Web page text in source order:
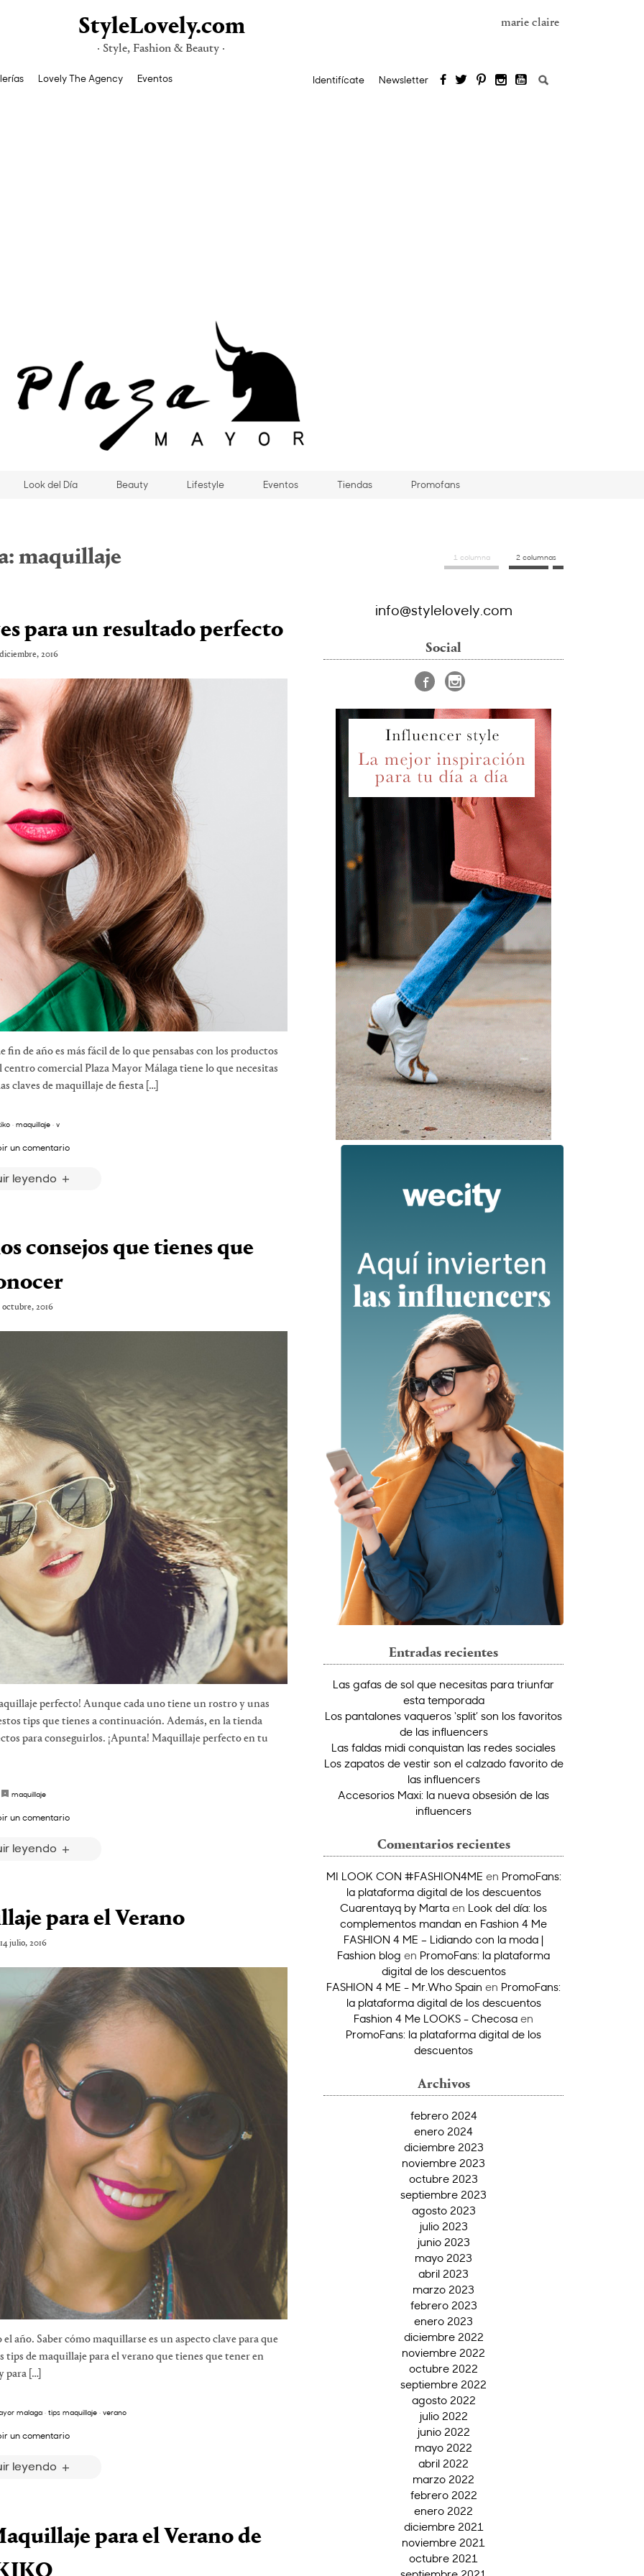
StyleLovely.com
· Style, Fashion & Beauty ·
marie claire
Lovely The Agency Eventos Identifícate Newsletter Buscar:
Look del Día Beauty Lifestyle Eventos Tiendas Promofans
maquillaje
para un resultado perfecto
2016
de año es más fácil de lo que pensabas con los productos
comercial Plaza Mayor Málaga tiene lo que necesitas
claves de maquillaje de fiesta […]
· maquillaje · v
un comentario
leyendo
consejos que tienes que
octubre, 2016
perfecto! Aunque cada uno tiene un rostro y unas
tips que tienes a continuación. Además, en la tienda
para conseguirlos. ¡Apunta! Maquillaje perfecto en tu
maquillaje
un comentario
leyendo
para el Verano
14 julio, 2016
año. Saber cómo maquillarse es un aspecto clave para que
de maquillaje para el verano que tienes que tener en
para […]
malaga· tips maquillaje· verano
un comentario
leyendo
para el Verano de
1 columna 2 columnas
info@stylelovely.com
Social
Entradas recientes
Las gafas de sol que necesitas para triunfar
esta temporada
Los pantalones vaqueros ‘split’ son los favoritos
de las influencers
Las faldas midi conquistan las redes sociales
Los zapatos de vestir son el calzado favorito de
las influencers
Accesorios Maxi: la nueva obsesión de las
influencers
Comentarios recientes
MI LOOK CON #FASHION4ME en PromoFans:
la plataforma digital de los descuentos
Cuarentayq by Marta en Look del día: los
complementos mandan en Fashion 4 Me
FASHION 4 ME – Lidiando con la moda |
Fashion blog en PromoFans: la plataforma
digital de los descuentos
FASHION 4 ME - Mr.Who Spain en PromoFans:
la plataforma digital de los descuentos
Fashion 4 Me LOOKS - Checosa en
PromoFans: la plataforma digital de los
descuentos
Archivos
febrero 2024
enero 2024
diciembre 2023
noviembre 2023
octubre 2023
septiembre 2023
agosto 2023
julio 2023
junio 2023
mayo 2023
abril 2023
marzo 2023
febrero 2023
enero 2023
diciembre 2022
noviembre 2022
octubre 2022
septiembre 2022
agosto 2022
julio 2022
junio 2022
mayo 2022
abril 2022
marzo 2022
febrero 2022
enero 2022
diciembre 2021
noviembre 2021
octubre 2021